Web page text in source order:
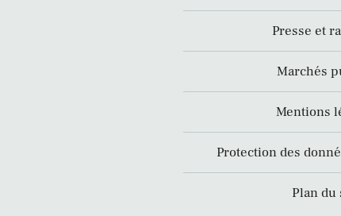
Presse et
Marchés
Mentions
Protection des
Plan du